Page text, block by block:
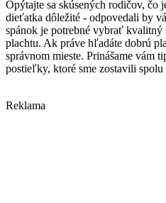
Opýtajte sa skúsených rodičov, čo
dieťatka dôležité - odpovedali by
spánok je potrebné vybrať
plachtu. Ak práve hľadáte dobrú
správnom mieste. Prinášame vám
postieľky, ktoré sme zostavili
Reklama